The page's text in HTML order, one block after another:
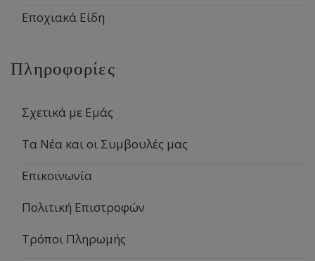
Εποχιακά Είδη
Πληροφορίες
Σχετικά με Εμάς
Τα Νέα και οι Συμβουλές μας
Επικοινωνία
Πολιτική Επιστροφών
Τρόποι Πληρωμής